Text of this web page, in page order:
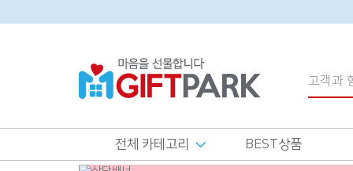
전체 카테고리 BEST상품